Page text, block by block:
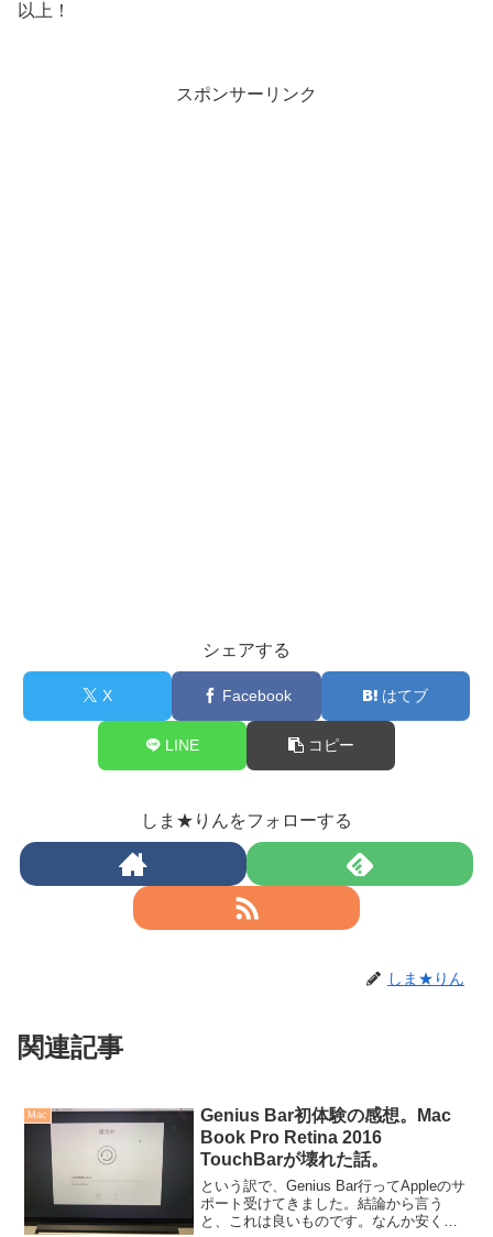
以上！
スポンサーリンク
シェアする
X Facebook はてブ
LINE コピー
しま★りんをフォローする
しま★りん
関連記事
Mac
Genius Bar初体験の感想。Mac
Book Pro Retina 2016
TouchBarが壊れた話。
という訳で、Genius Bar行ってAppleのサ
ポート受けてきました。結論から言う
と、これは良いものです。なんか安く治